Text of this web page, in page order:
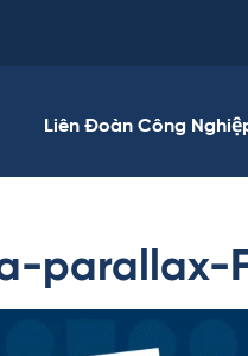
Liên Đoàn Công
parallax-